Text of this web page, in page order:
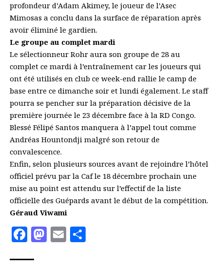
profondeur d’Adam Akimey, le joueur de l’Asec
Mimosas a conclu dans la surface de réparation après
avoir éliminé le gardien.
Le groupe au complet mardi
Le sélectionneur Rohr aura son groupe de 28 au
complet ce mardi à l’entraînement car les joueurs qui
ont été utilisés en club ce week-end rallie le camp de
base entre ce dimanche soir et lundi également. Le staff
pourra se pencher sur la préparation décisive de la
première journée le 23 décembre face à la RD Congo.
Blessé Félipé Santos manquera à l’appel tout comme
Andréas Hountondji malgré son retour de
convalescence.
Enfin, selon plusieurs sources avant de rejoindre l’hôtel
officiel prévu par la Caf le 18 décembre prochain une
mise au point est attendu sur l’effectif de la liste
officielle des Guépards avant le début de la compétition.
Géraud Viwami
Facebook
Mastodon
Email